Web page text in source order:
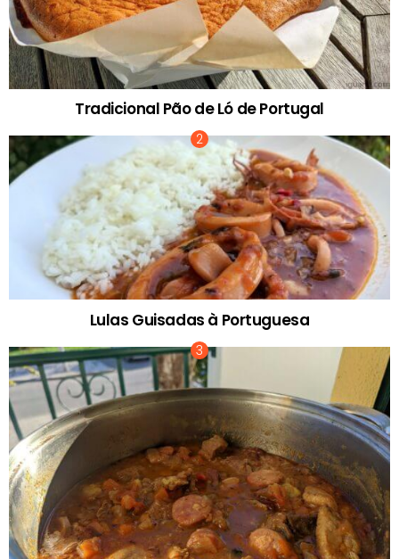
Tradicional Pão de Ló de Portugal
Lulas Guisadas à Portuguesa